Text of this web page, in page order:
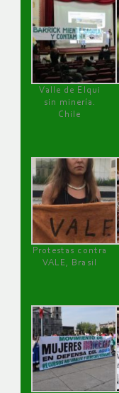
Valle de Elqui
sin minería.
Chile
Protestas contra
VALE, Brasil